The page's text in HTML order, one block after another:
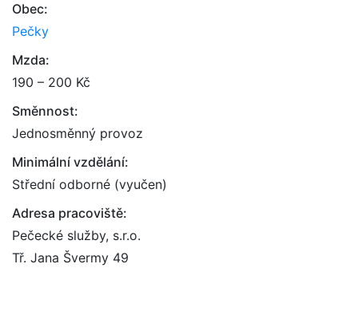
Obec:
Pečky
Mzda:
190 – 200 Kč
Směnnost:
Jednosměnný provoz
Minimální vzdělání:
Střední odborné (vyučen)
Adresa pracoviště:
Pečecké služby, s.r.o.
Tř. Jana Švermy 49